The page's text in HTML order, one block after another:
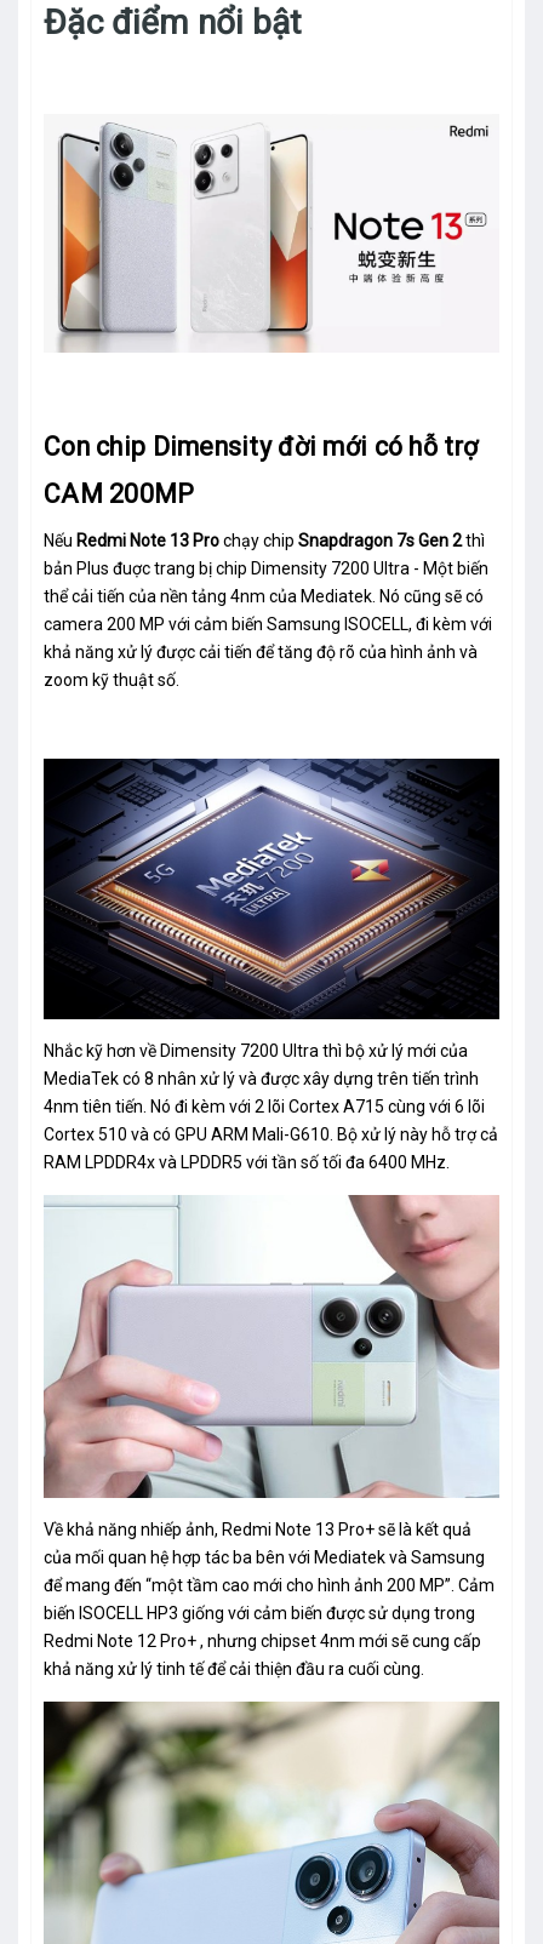
Đặc điểm nổi bật
Con chip Dimensity đời mới có hỗ trợ
CAM 200MP
Nếu Redmi Note 13 Prochạy chip Snapdragon 7s Gen 2thì
bản Plus đuợc trang bị chip Dimensity 7200 Ultra - Một biến
thể cải tiến của nền tảng 4nm của Mediatek. Nó cũng sẽ có
camera 200 MP với cảm biến Samsung ISOCELL, đi kèm với
khả năng xử lý được cải tiến để tăng độ rõ của hình ảnh và
zoom kỹ thuật số.
Nhắc kỹ hơn về Dimensity 7200 Ultra thì bộ xử lý mới của
MediaTek có 8 nhân xử lý và được xây dựng trên tiến trình
4nm tiên tiến. Nó đi kèm với 2 lõi Cortex A715 cùng với 6 lõi
Cortex 510 và có GPU ARM Mali-G610. Bộ xử lý này hỗ trợ cả
RAM LPDDR4x và LPDDR5 với tần số tối đa 6400 MHz.
Về khả năng nhiếp ảnh, Redmi Note 13 Pro+ sẽ là kết quả
của mối quan hệ hợp tác ba bên với Mediatek và Samsung
để mang đến “một tầm cao mới cho hình ảnh 200 MP”. Cảm
biến ISOCELL HP3 giống với cảm biến được sử dụng trong
Redmi Note 12 Pro+ , nhưng chipset 4nm mới sẽ cung cấp
khả năng xử lý tinh tế để cải thiện đầu ra cuối cùng.